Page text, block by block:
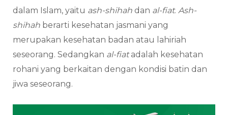
dalam Islam, yaitu ash-shihah dan al-fiat. Ash-
shihah berarti kesehatan jasmani yang
merupakan kesehatan badan atau lahiriah
seseorang. Sedangkan al-fiatadalah kesehatan
rohani yang berkaitan dengan kondisi batin dan
jiwa seseorang.